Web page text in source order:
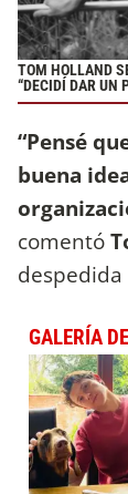
TOM HOLLAND
“DECIDÍ DAR UN
“Pensé
buena
comentó
despedida
GALERÍA